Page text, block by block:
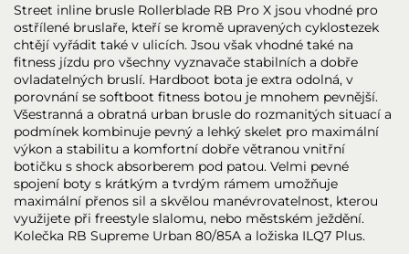
Street inline brusle Rollerblade RB Pro X jsou vhodné pro
ostřílené bruslaře, kteří se kromě upravených cyklostezek
chtějí vyřádit také v ulicích. Jsou však vhodné také na
fitness jízdu pro všechny vyznavače stabilních a dobře
ovladatelných bruslí. Hardboot bota je extra odolná, v
porovnání se softboot fitness botou je mnohem pevnější.
Všestranná a obratná urban brusle do rozmanitých situací a
podmínek kombinuje pevný a lehký skelet pro maximální
výkon a stabilitu a komfortní dobře větranou vnitřní
botičku s shock absorberem pod patou. Velmi pevné
spojení boty s krátkým a tvrdým rámem umožňuje
maximální přenos sil a skvělou manévrovatelnost, kterou
využijete při freestyle slalomu, nebo městském ježdění.
Kolečka RB Supreme Urban 80/85A a ložiska ILQ7 Plus.